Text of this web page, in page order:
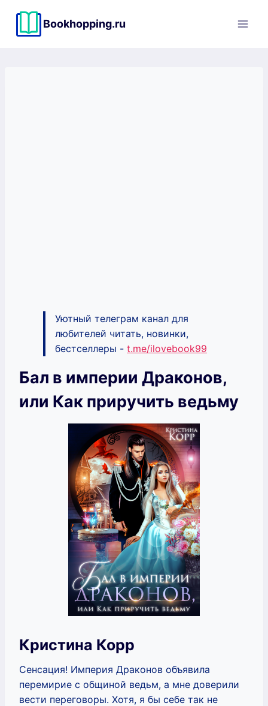
содержимому
Bookhopping.ru
Уютный телеграм канал для
любителей читать, новинки,
бестселлеры - t.me/ilovebook99
Бал в империи Драконов,
или Как приручить ведьму
Кристина Корр
Сенсация! Империя Драконов объявила
перемирие с общиной ведьм, а мне доверили
вести переговоры. Хотя, я бы себе так не